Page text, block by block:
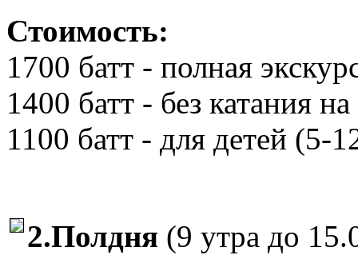
Стоимость:
1700 батт - полная
1400 батт - без катания
1100 батт - для детей (5-
2.Полдня (9 утра до